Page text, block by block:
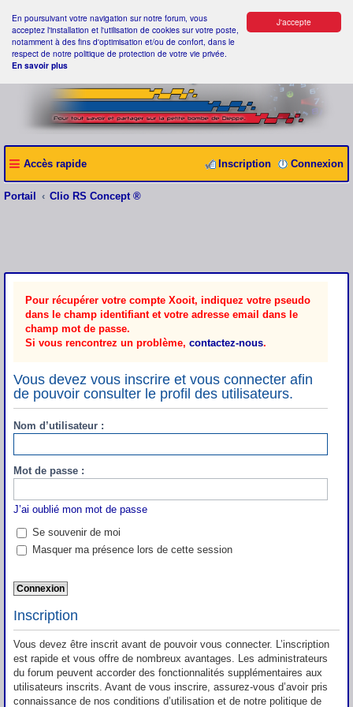
J'accepte
En poursuivant votre navigation sur notre forum, vous
acceptez l'installation et l'utilisation de cookies sur votre poste,
notamment à des fins d'optimisation et/ou de confort, dans le
respect de notre politique de protection de votre vie privée.
En savoir plus
Accès rapide Connexion
Inscription
Portail Clio RS Concept ®
Pour récupérer votre compte Xooit, indiquez votre pseudo
dans le champ identifiant et votre adresse email dans le
champ mot de passe.
Si vous rencontrez un problème, contactez-nous.
Vous devez vous inscrire et vous connecter afin
de pouvoir consulter le profil des utilisateurs.
Nom d’utilisateur :
Mot de passe :
J’ai oublié mon mot de passe
Se souvenir de moi
Masquer ma présence lors de cette session
Inscription
Vous devez être inscrit avant de pouvoir vous connecter. L’inscription
est rapide et vous offre de nombreux avantages. Les administrateurs
du forum peuvent accorder des fonctionnalités supplémentaires aux
utilisateurs inscrits. Avant de vous inscrire, assurez-vous d’avoir pris
connaissance de nos conditions d’utilisation et de notre politique de